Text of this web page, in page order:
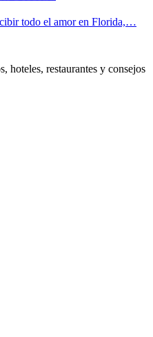
todo el amor en Florida,…
hoteles, restaurantes y consejos